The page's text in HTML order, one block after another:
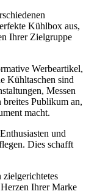
Kühlbox aus,
Ihrer Zielgruppe
Werbeartikel,
Kühltaschen sind
Messen
breites Publikum an,
macht.
und
Dies schafft
Ihrer Marke